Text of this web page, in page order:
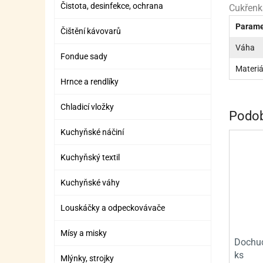
BOXY A TAŠKY NA POMŮCKY
ZÁBAVNÉ HRAČKY, DOPLŇKY
VÝROBA SLIZU
ZÁBAVNÍ PYROTECHNIKA
Čistota, desinfekce, ochrana
Čištění kávovarů
Fondue sady
Hrnce a rendlíky
Chladicí vložky
Kuchyňské náčiní
Kuchyňský textil
Kuchyňské váhy
Louskáčky a odpeckovávače
Mísy a misky
Mlýnky, strojky
Váha
Materiál
ks